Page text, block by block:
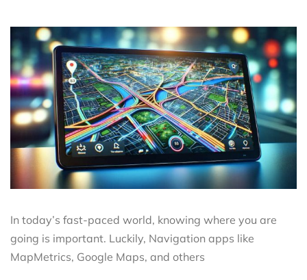
In today’s fast-paced world, knowing where you are
going is important. Luckily, Navigation apps like
MapMetrics, Google Maps, and others